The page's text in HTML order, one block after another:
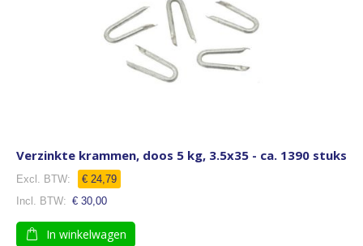
Verzinkte krammen, doos 5 kg, 3.5x35 - ca. 1390 stuks
€ 24,79
€ 30,00
In winkelwagen